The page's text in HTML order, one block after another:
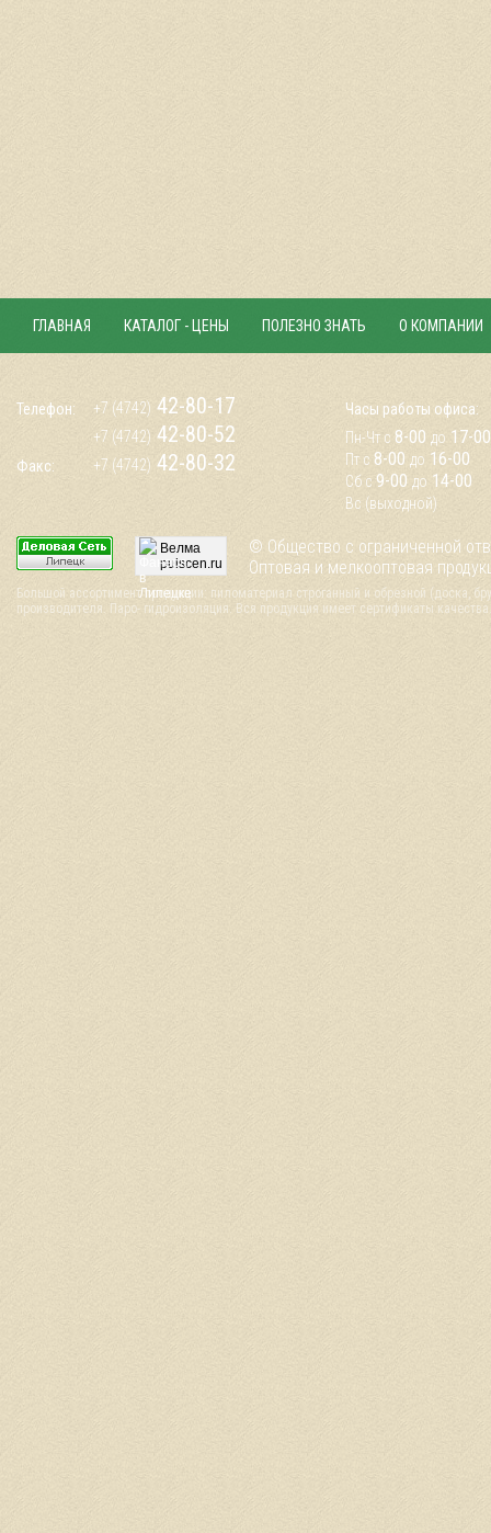
ГЛАВНАЯ КАТАЛОГ - ЦЕНЫ ПОЛЕЗНО ЗНАТЬ О КОМПАНИИ
Телефон: +7 (4742) 42-80-17
+7 (4742) 42-80-52
Факс: +7 (4742) 42-80-32
Часы работы офиса:
Пн-Чт с 8-00 до 17-00
Пт с 8-00 до 16-00
Сб с 9-00 до 14-00
Вс (выходной)
Велма
pulscen.ru
© Общество с ограниченной
Оптовая и мелкооптовая
Большой ассортимент продукции: пиломатериал строганный и обрезной (доска,
производителя. Паро- гидроизоляция. Вся продукция имеет сертификаты